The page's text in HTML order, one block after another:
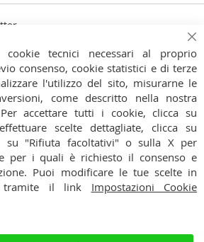
Iscriviti
Informativa Privacy
CONTATTI
CONDIZIONI
PAGAMENTI
PRIVACY
cookie tecnici necessari al proprio
consenso, cookie statistici e di terze
l'utilizzo del sito, misurarne le
come descritto nella nostra
accettare tutti i cookie, clicca su
scelte dettagliate, clicca su
su "Rifiuta facoltativi" o sulla X per
per i quali è richiesto il consenso e
Puoi modificare le tue scelte in
tramite il link Impostazioni Cookie